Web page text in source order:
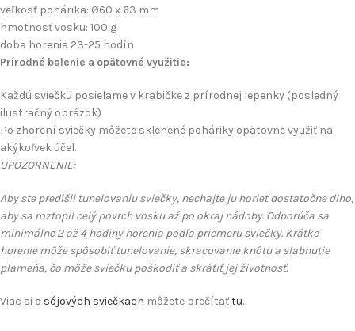
veľkosť pohárika: Ø60 x 63 mm
hmotnosť vosku: 100 g
doba horenia 23-25 hodín
Prírodné balenie a opätovné využitie:
Každú sviečku posielame v krabičke z prírodnej lepenky (posledný
ilustračný obrázok)
Po zhorení sviečky môžete sklenené poháriky opätovne využiť na
akýkoľvek účel.
UPOZORNENIE:
Aby ste predišli tunelovaniu sviečky, nechajte ju horieť dostatočne dlho,
aby sa roztopil celý povrch vosku až po okraj nádoby. Odporúča sa
minimálne 2 až 4 hodiny horenia podľa priemeru sviečky. Krátke
horenie môže spôsobiť tunelovanie, skracovanie knôtu a slabnutie
plameňa, čo môže sviečku poškodiť a skrátiť jej životnosť.
Viac si o sójových sviečkach môžete prečítaťtu.